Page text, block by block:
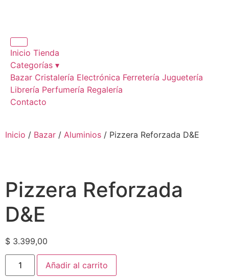
Inicio Tienda
Categorías ▾
Bazar Cristalería Electrónica Ferretería Juguetería
Librería Perfumería Regalería
Contacto
Inicio / Bazar / Aluminios / Pizzera Reforzada D&E
Pizzera Reforzada
D&E
$ 3.399,00
Añadir al carrito